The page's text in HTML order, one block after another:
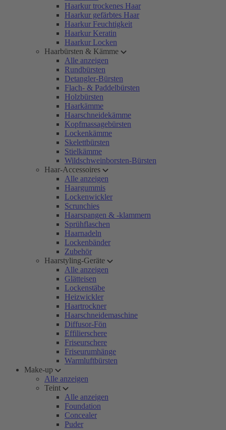
Haarkur trockenes Haar
Haarkur gefärbtes Haar
Haarkur Feuchtigkeit
Haarkur Keratin
Haarkur Locken
Haarbürsten & Kämme
Alle anzeigen
Rundbürsten
Detangler-Bürsten
Flach- & Paddelbürsten
Holzbürsten
Haarkämme
Haarschneidekämme
Kopfmassagebürsten
Lockenkämme
Skelettbürsten
Stielkämme
Wildschweinborsten-Bürsten
Haar-Accessoires
Alle anzeigen
Haargummis
Lockenwickler
Scrunchies
Haarspangen & -klammern
Sprühflaschen
Haarnadeln
Lockenbänder
Zubehör
Haarstyling-Geräte
Alle anzeigen
Glätteisen
Lockenstäbe
Heizwickler
Haartrockner
Haarschneidemaschine
Diffusor-Fön
Effilierschere
Friseurschere
Friseurumhänge
Warmluftbürsten
Make-up
Alle anzeigen
Teint
Alle anzeigen
Foundation
Concealer
Puder